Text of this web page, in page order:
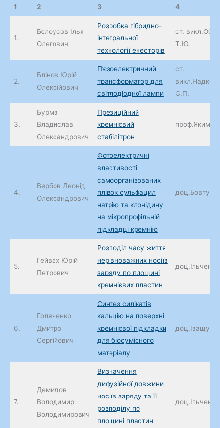
1 2 3 4
1.
Бєлоусов Ілья
Олегович
Розробка гібридно-
інтегральної
технології енесторів
ст.
Т.Ю.
2.
Блінов Юрій
Олексійович
П’єзоелектричний
трансформатор для
світлодіодної лампи
ст.
С.П.
3.
Бурма
Владислав
Олександрович
Презиційний
кремнієвий
стабілітрон
4.
Вербов Леонід
Олександрович
Фотоелектричні
властивості
самоорганізованих
плівок сульфацил
натрію та клонідину
на мікропрофільній
підкладці кремнію
доц.Бовтун
5.
Гейвах Юрій
Петрович
Розподіл часу життя
нерівноважних носіїв
заряду по площині
кремнієвих пластин
доц.Ільченко
6.
Голяченко
Дмитро
Сергійович
Синтез силікатів
кальцію на поверхні
кремнієвої підкладки
для біосумісного
матеріалу
доц.Іващук
7.
Демидов
Володимир
Володимирович
Визначення
дифузійної довжини
носіїв заряду та її
розподілу по
площині пластин
доц.Ільченко